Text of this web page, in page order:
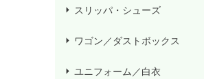
スリッパ・シューズ
ワゴン／ダストボックス
ユニフォーム／白衣